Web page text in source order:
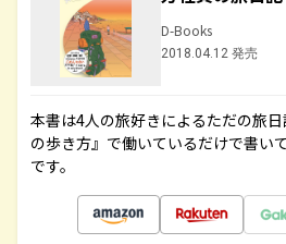
D-Books
2018.04.12 発売
本書は4人の旅好きによるただの旅
の歩き方』で働いているだけで書い
です。